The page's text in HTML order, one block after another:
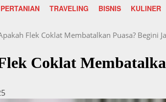
PERTANIAN TRAVELING BISNIS KULINER
Flek Coklat Membatalkan Puasa? Begini
Coklat